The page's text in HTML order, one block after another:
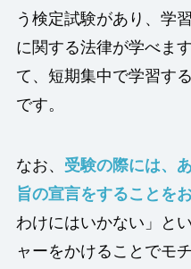
う検定試験があり、学
に関する法律が学べま
て、短期集中で学習す
です。
なお、 受験の際には、
旨の宣言をすることを
わけにはいかない」と
ャーをかけることでモ